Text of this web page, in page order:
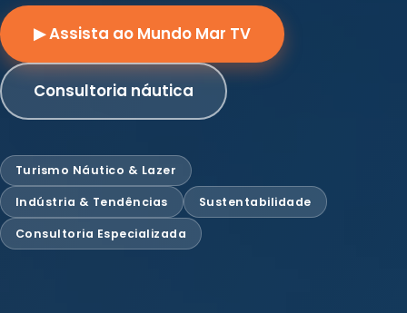
▶ Assista ao Mundo Mar TV
Consultoria náutica
Turismo Náutico & Lazer
Indústria & Tendências Sustentabilidade
Consultoria Especializada